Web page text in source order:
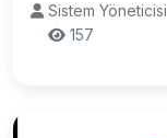
Sistem Yöneticisi
157